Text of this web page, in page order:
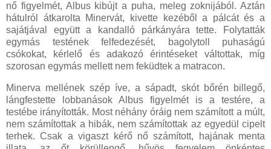
nő figyelmét, Albus kibújt a puha, meleg zoknijából. Aztán
hátulról átkarolta Minervát, kivette kezéből a pálcát és a
sajátjával együtt a kandalló párkányára tette. Folytatták
egymás testének felfedezését, bagolytoll puhaságú
csókokat, kérlelő és adakozó érintéseket váltottak, míg
szorosan egymás mellett nem feküdtek a matracon.
Minerva mellének szép íve, a sápadt, skót bőrén billegő,
lángfestette lobbanások Albus figyelmét is a testére, a
testébe irányították. Most néhány óráig nem számított a múlt,
nem számítottak a hibák, nem számítottak az egyedül cipelt
terhek. Csak a vigaszt kérő nő számított, hajának menta